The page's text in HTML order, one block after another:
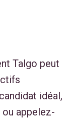
Talgo peut
idéal,
ou appelez-